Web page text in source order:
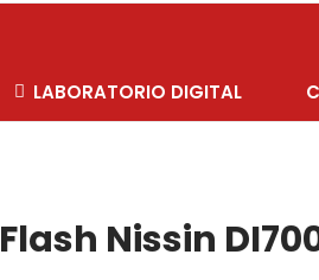
LABORATORIO DIGITAL
Flash Nissin